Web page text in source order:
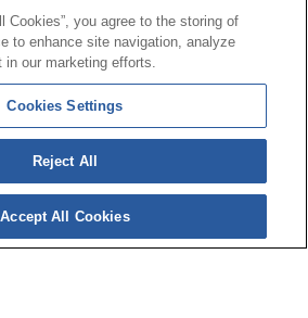
203 203|Zona Privada Comisión de
|Zona Privada Proveedor
Sanitario
2026 | Mapa del sitio | Aviso legal
de Datos
cookies
Cookies”, you agree to the storing of
to enhance site navigation, analyze
our marketing efforts.
Cookies Settings
Reject All
Accept All Cookies